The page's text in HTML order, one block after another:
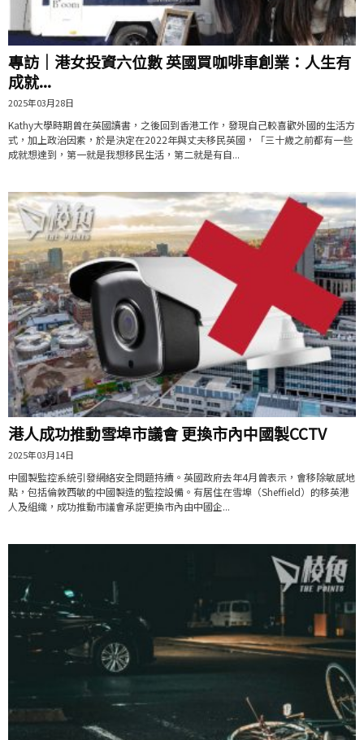
專訪｜港女投資六位數 英國買咖啡車創業：人生有
成就...
2025年03月28日
Kathy大學時期曾在英國讀書，之後回到香港工作，發現自己較喜歡外國的生活方
式，加上政治因素，於是決定在2022年與丈夫移民英國，「三十歲之前都有一些
成就想達到，第一就是我想移民生活，第二就是有自...
港人成功推動雪埠市議會 更換市內中國製CCTV
2025年03月14日
中國製監控系統引發網絡安全問題持續。英國政府去年4月曾表示，會移除敏感地
點，包括倫敦西敏的中國製造的監控設備。有居住在雪埠（Sheffield）的移英港
人及組織，成功推動市議會承諾更換市內由中國企...